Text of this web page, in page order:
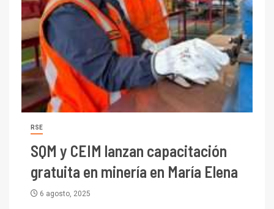
RSE
SQM y CEIM lanzan capacitación
gratuita en minería en María Elena
6 agosto, 2025